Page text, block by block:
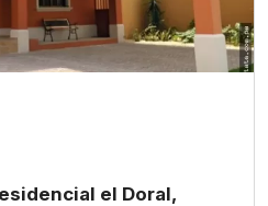
el Doral,